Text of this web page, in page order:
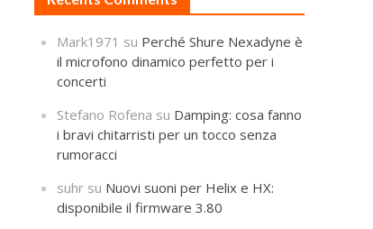
Mark1971 su Perché Shure Nexadyne è
il microfono dinamico perfetto per i
concerti
Stefano Rofena su Damping: cosa fanno
i bravi chitarristi per un tocco senza
rumoracci
suhr su Nuovi suoni per Helix e HX:
disponibile il firmware 3.80